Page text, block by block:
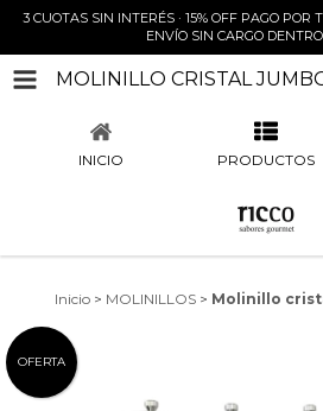
3 CUOTAS SIN INTERÉS · 15% OFF PAGO POR
ENVÍO SIN CARGO
INICIO PRODUCTOS
Inicio > MOLINILLOS > Molinillo
OFERTA